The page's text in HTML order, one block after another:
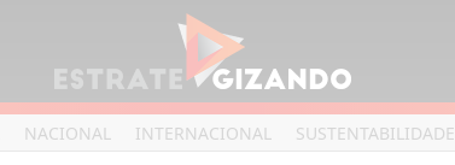
NACIONAL INTERNACIONAL SUSTENTABILIDADE